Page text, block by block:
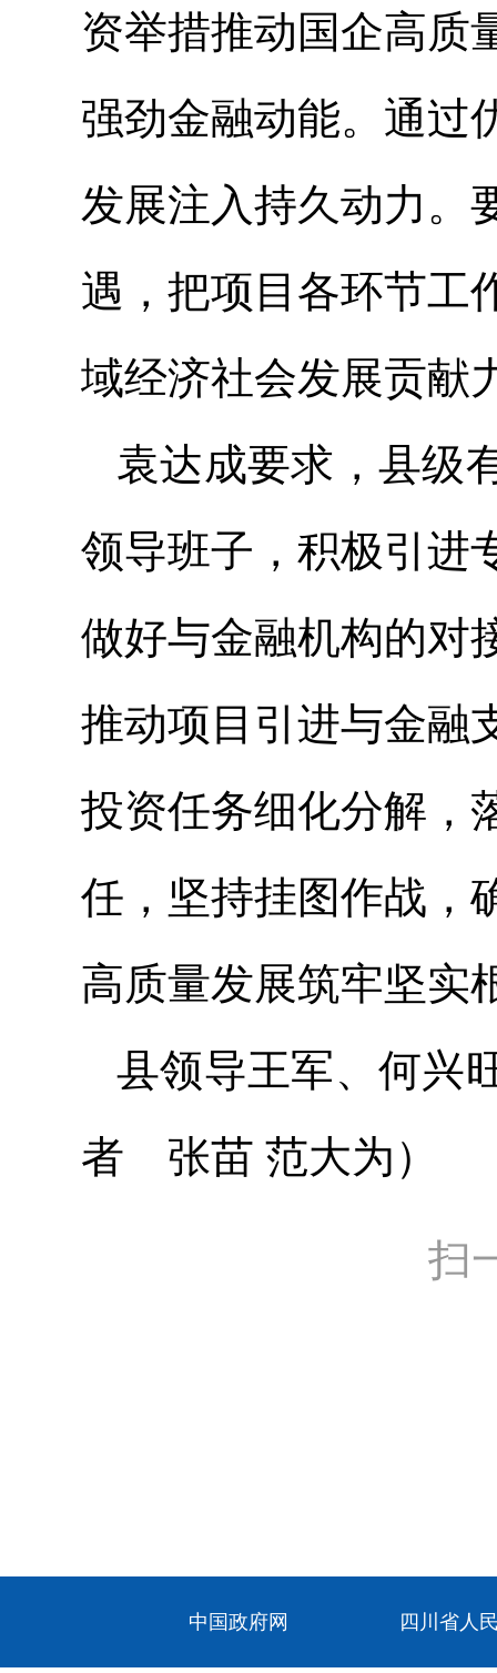
资举措推动国企高质
强劲金融动能。通过
发展注入持久动力。
遇，把项目各环节工
域经济社会发展贡献
袁达成要求，县级
领导班子，积极引进
做好与金融机构的对
推动项目引进与金融
投资任务细化分解，
任，坚持挂图作战，
高质量发展筑牢坚实
县领导王军、何兴
者 张苗 范大为）
扫
中国政府网 四川省人